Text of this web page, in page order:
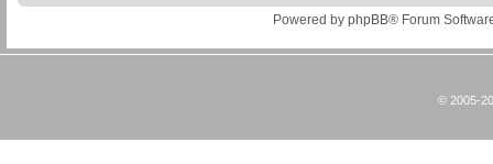
Powered by phpBB® Forum
© 2005-